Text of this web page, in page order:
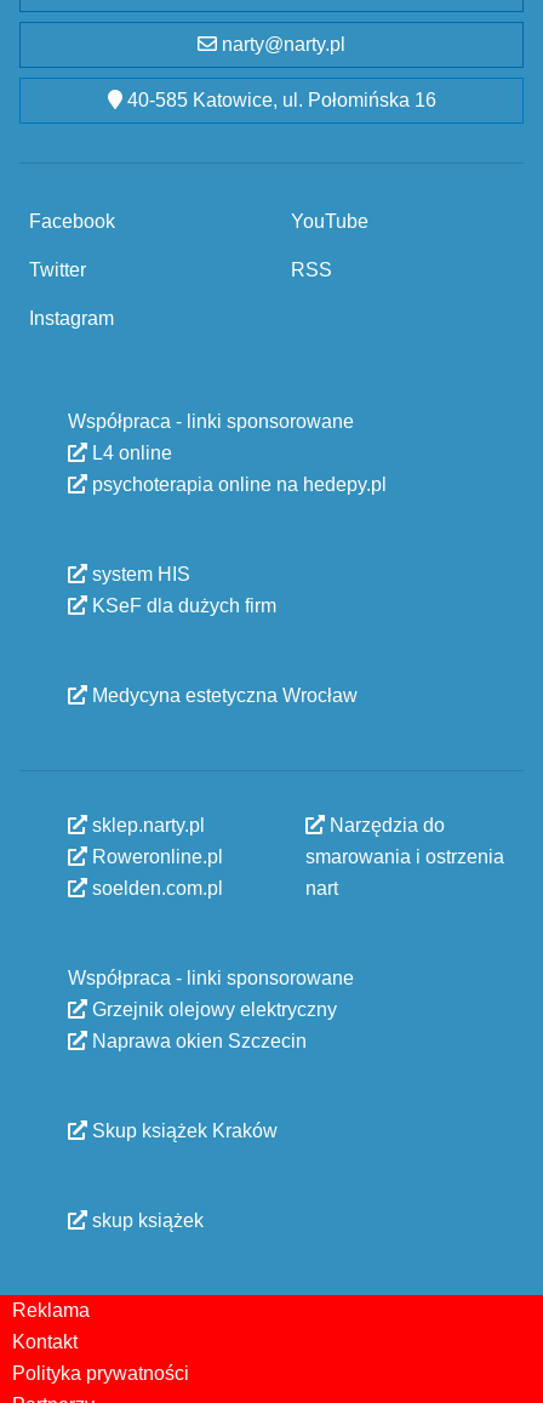
narty@narty.pl
40-585 Katowice, ul. Połomińska 16
Facebook
Twitter
Instagram
YouTube
RSS
Współpraca - linki sponsorowane
L4 online
psychoterapia online na hedepy.pl
system HIS
KSeF dla dużych firm
Medycyna estetyczna Wrocław
sklep.narty.pl
Roweronline.pl
soelden.com.pl
Narzędzia do
smarowania i ostrzenia
nart
Współpraca - linki sponsorowane
Grzejnik olejowy elektryczny
Naprawa okien Szczecin
Skup książek Kraków
skup książek
Reklama
Kontakt
Polityka prywatności